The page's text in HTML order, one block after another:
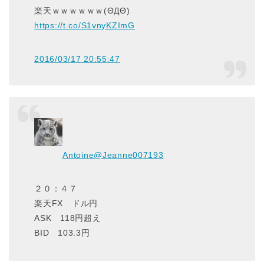
楽天ｗｗｗｗｗｗ(ΘДΘ)
https://t.co/S1vnyKZImG
2016/03/17 20:55:47
Antoine@Jeanne007193
２０：４７
楽天FX ドル円
ASK 118円超え
BID 103.3円